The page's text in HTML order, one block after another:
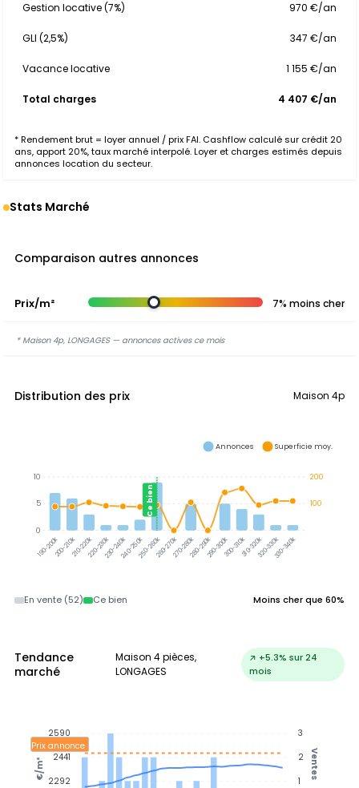
Gestion locative (7%) 970 €/an
GLI (2,5%) 347 €/an
Vacance locative 1 155 €/an
Total charges 4 407 €/an
* Rendement brut = loyer annuel / prix FAI. Cashflow calculé sur crédit 20
ans, apport 20%, taux marché interpolé. Loyer et charges estimés depuis
annonces location du secteur.
Stats Marché
Comparaison autres annonces
Prix/m² 7% moins cher
* Maison 4p, LONGAGES — annonces actives ce mois
Distribution des prix Maison 4p
190-200k200-210k210-220k220-230k230-240k240-250k250-260k260-270k270-280k280-290k290-300k300-310k310-320k320-330k330-340k
Ce bien
200
100
10
5
0
Annonces Superficie moy.
En vente (52) Ce bien Moins cher que 60%
Tendance
marché
Maison 4 pièces,
LONGAGES
↗ +5.3% sur 24
mois
Prix annonce
3
2
1
Ventes
2590
2441
2292
€/m²